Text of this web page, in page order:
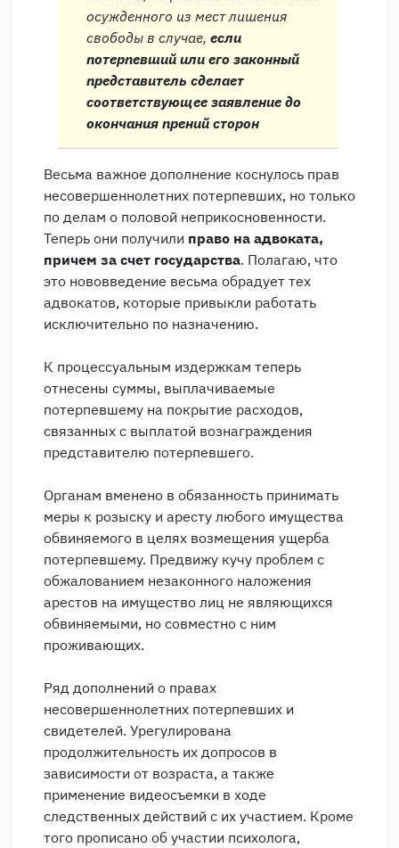
осужденного из мест лишения
свободы в случае, если
потерпевший или его законный
представитель сделает
соответствующее заявление до
окончания прений сторон
Весьма важное дополнение коснулось прав
несовершеннолетних потерпевших, но только
по делам о половой неприкосновенности.
Теперь они получили право на адвоката,
причем за счет государства. Полагаю, что
это нововведение весьма обрадует тех
адвокатов, которые привыкли работать
исключительно по назначению.
К процессуальным издержкам теперь
отнесены суммы, выплачиваемые
потерпевшему на покрытие расходов,
связанных с выплатой вознаграждения
представителю потерпевшего.
Органам вменено в обязанность принимать
меры к розыску и аресту любого имущества
обвиняемого в целях возмещения ущерба
потерпевшему. Предвижу кучу проблем с
обжалованием незаконного наложения
арестов на имущество лиц не являющихся
обвиняемыми, но совместно с ним
проживающих.
Ряд дополнений о правах
несовершеннолетних потерпевших и
свидетелей. Урегулирована
продолжительность их допросов в
зависимости от возраста, а также
применение видеосъемки в ходе
следственных действий с их участием. Кроме
того прописано об участии психолога,